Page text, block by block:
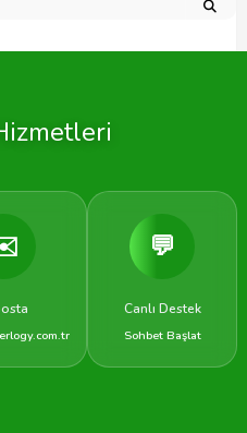
💬
Canlı Destek
Sohbet Başlat